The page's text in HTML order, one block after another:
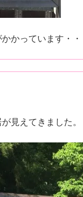
かっています・・
見えてきました。